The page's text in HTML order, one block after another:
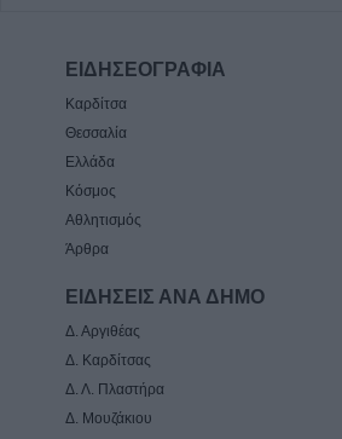
ΕΙΔΗΣΕΟΓΡΑΦΙΑ
Καρδίτσα
Θεσσαλία
Ελλάδα
Κόσμος
Αθλητισμός
Άρθρα
ΕΙΔΗΣΕΙΣ ΑΝΑ ΔΗΜΟ
Δ. Αργιθέας
Δ. Καρδίτσας
Δ. Λ. Πλαστήρα
Δ. Μουζάκιου